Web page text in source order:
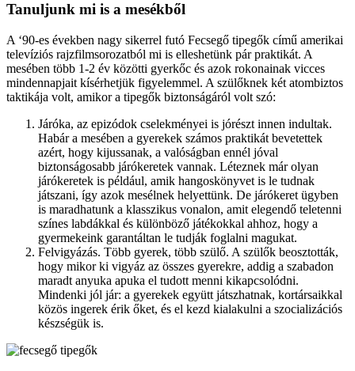
Tanuljunk mi is a mesékből
A ‘90-es években nagy sikerrel futó Fecsegő tipegők című amerikai
televíziós rajzfilmsorozatból mi is elleshetünk pár praktikát. A
mesében több 1-2 év közötti gyerkőc és azok rokonainak vicces
mindennapjait kísérhetjük figyelemmel. A szülőknek két atombiztos
taktikája volt, amikor a tipegők biztonságáról volt szó:
Járóka, az epizódok cselekményei is jórészt innen indultak.
Habár a mesében a gyerekek számos praktikát bevetettek
azért, hogy kijussanak, a valóságban ennél jóval
biztonságosabb járókeretek vannak. Léteznek már olyan
járókeretek is például, amik hangoskönyvet is le tudnak
játszani, így azok mesélnek helyettünk. De járókeret ügyben
is maradhatunk a klasszikus vonalon, amit elegendő teletenni
színes labdákkal és különböző játékokkal ahhoz, hogy a
gyermekeink garantáltan le tudják foglalni magukat.
Felvigyázás. Több gyerek, több szülő. A szülők beosztották,
hogy mikor ki vigyáz az összes gyerekre, addig a szabadon
maradt anyuka apuka el tudott menni kikapcsolódni.
Mindenki jól jár: a gyerekek együtt játszhatnak, kortársaikkal
közös ingerek érik őket, és el kezd kialakulni a szocializációs
készségük is.